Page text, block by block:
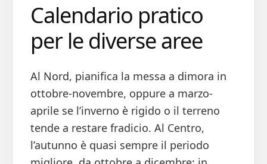
Calendario pratico
per le diverse aree
Al Nord, pianifica la messa a dimora in
ottobre-novembre, oppure a marzo-
aprile se l’inverno è rigido o il terreno
tende a restare fradicio. Al Centro,
l’autunno è quasi sempre il periodo